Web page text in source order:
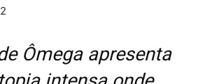
Ômega apresenta